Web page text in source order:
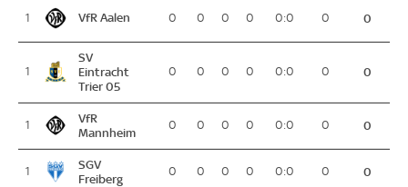
1 VfR Aalen 0 0 0 0 0:0 0 0
1
SV
Eintracht
Trier 05
0 0 0 0 0:0 0 0
1
VfR
Mannheim
0 0 0 0 0:0 0 0
1
SGV
Freiberg
0 0 0 0 0:0 0 0